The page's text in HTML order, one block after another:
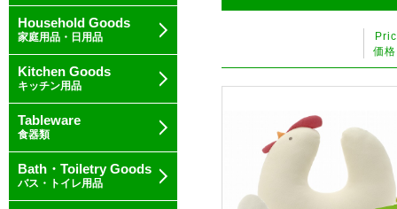
Household Goods
家庭用品・日用品
Kitchen Goods
キッチン用品
Tableware
食器類
Bath・Toiletry Goods
バス・トイレ用品
価